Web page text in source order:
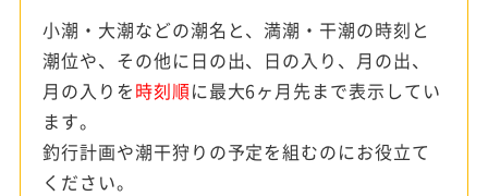
小潮・大潮などの潮名と、満潮・干潮の時刻と
潮位や、その他に日の出、日の入り、月の出、
月の入りを時刻順に最大6ヶ月先まで表示してい
ます。
釣行計画や潮干狩りの予定を組むのにお役立て
ください。